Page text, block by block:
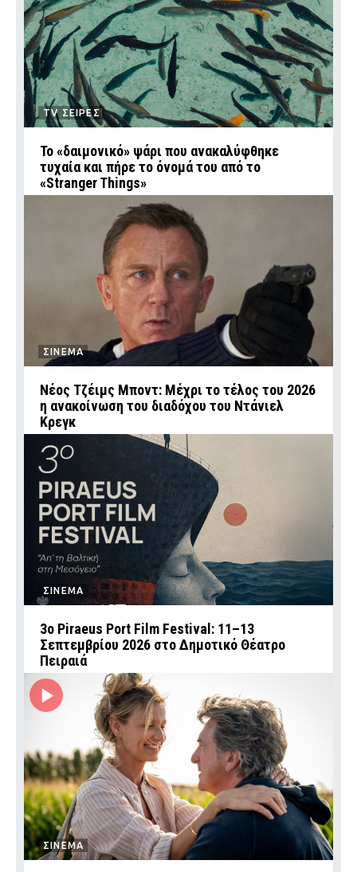
TV ΣΕΙΡΕΣ
Το «δαιμονικό» ψάρι που ανακαλύφθηκε
τυχαία και πήρε το όνομά του από το
«Stranger Things»
ΣΙΝΕΜΑ
Νέος Τζέιμς Μποντ: Μέχρι το τέλος του 2026
η ανακοίνωση του διαδόχου του Ντάνιελ
Κρεγκ
ΣΙΝΕΜΑ
3ο Piraeus Port Film Festival: 11–13
Σεπτεμβρίου 2026 στο Δημοτικό Θέατρο
Πειραιά
ΣΙΝΕΜΑ